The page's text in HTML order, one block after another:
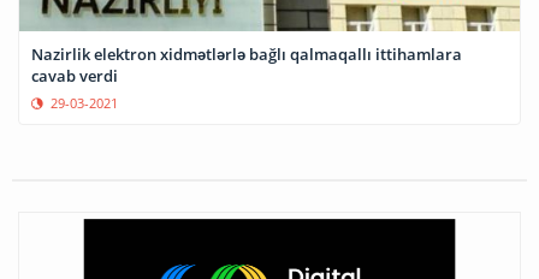
Nazirlik elektron xidmətlərlə bağlı qalmaqallı ittihamlara
cavab verdi
29-03-2021